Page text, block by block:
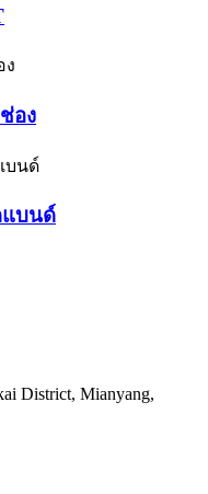
อง
แบนด์
District, Mianyang,